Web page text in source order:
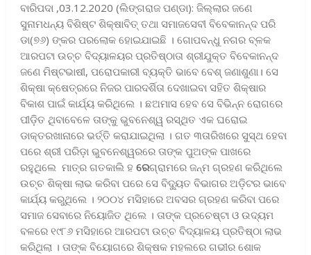
ବାରିପଦା ,03.12.2020 (ଲିଙ୍ଗରାଜ ପଣ୍ଡା): ଜିଲ୍ଲାର ଜଣେ
ସୁନାମଧନ୍ୟ ବିଶିଷ୍ଟ ଶିକ୍ଷାବିତ୍ ତଥା ସମାଜସେବୀ ବିବେକାନନ୍ଦ ପରି
ଡା(୭୬) ଙ୍କର ପରଲୋକ ହୋଇଯାଇଛି । ଗୋପବନ୍ଧୁ ନଗର ବ୍ଳକ
ଆରପଟା ଉଚ୍ଚ ବିଦ୍ୟାଳୟର ପ୍ରତିଷ୍ଠାତା ଶ୍ରୀଯୁକ୍ତ ବିବେକାନନ୍ଦ
ଜଣେ ମିଷ୍ଟଭାଷୀ, ପରୋପକାରୀ ବ୍ୟକ୍ତି ଭାବେ ବେଶ୍ ଜଣାଶୁଣା। ସେ
ଶିକ୍ଷା କ୍ଷେତ୍ରରେ ନିଜର ପାରଦର୍ଶିତା ଦେଖାଇବା ସହିତ ଶିକ୍ଷାର
ବିକାଶ ପାଇଁ କାର୍ଯ୍ୟ କରିଥିଲେ । ଛଅମାସ ହେବ ସେ ବିଭିନ୍ନ ରୋଗରେ
ପୀଡ଼ିତ ଥିବାବେଳେ ତାଙ୍କୁ ଭୁବନେଶ୍ୱ ରସ୍ଥିତ ଏକ ଘରୋଇ
ଡାକ୍ତରଖାନାରେ ଭର୍ତ୍ତି କରାଯାଇଥିଲା । ଗତ ୩ତାରିଖରେ ସୁସ୍ଥ ହେବା
ପରେ ଶ୍ରୀ ପରିଡ଼ା ଭୁବନେଶ୍ୱରରେ ତାଙ୍କ ପୁଅଙ୍କ ପାଖରେ
ରହୁଥିଲେ ମାତ୍ର ଗତକାଲି ହ ରେଗ୍ରାମରେ ଜନ୍ମ ଗ୍ରହଣ କରିଥିଲେ
ଉଚ୍ଚ ଶିକ୍ଷା ଲାଭ କରିବା ପରେ ସେ ବିଦ୍ୟୁତ ବିଭାଗର ଅଡ଼ିଟର ଭାବେ
କାର୍ଯ୍ୟ କରୁଥିଲେ । ୨୦୦୪ ମସିହାରେ ଅବସର ଗ୍ରହଣ କରିବା ପରେ
ସମାଜ ସେବାରେ ନିୟୋଜିତ ଥିଲେ । ତାଙ୍କ ପ୍ରଚେଷ୍ଟା ଓ ଉଦ୍ୟମ
ବଳରେ ୧୯୮୬ ମସିହାରେ ଆରପଟା ଉଚ୍ଚ ବିଦ୍ୟାଳୟ ପ୍ରତିଷ୍ଠା ଲାଭ
କରିଥିଲା । ତାଙ୍କ ବିୟୋଗରେ ଶିକ୍ଷକ ମହଲରେ ଗଭୀର ଶୋକ